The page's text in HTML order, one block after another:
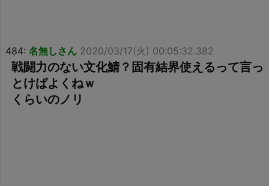
484: 名無しさん 2020/03/17(火) 00:05:32.382
戦闘力のない文化鯖？固有結界使えるって言っ
とけばよくねｗ
くらいのノリ